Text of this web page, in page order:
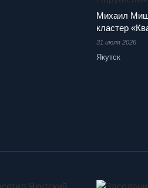
Михаил
кластер
31 июля 2026
Якутск